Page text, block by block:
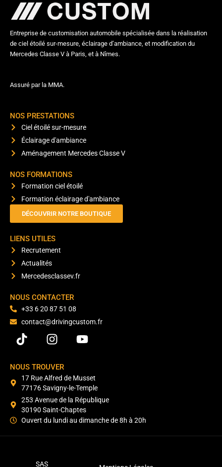
Entreprise de customisation automobile spécialisée dans la réalisation
de ciel étoilé sur-mesure, éclairage d’ambiance, et modification du
Mercedes Classe V à Paris, et à Nîmes.
Assuré par la MMA.
NOS PRESTATIONS
Ciel étoilé sur-mesure
Éclairage d'ambiance
Aménagement Mercedes Classe V
NOS FORMATIONS
Formation ciel étoilé
Formation éclairage d'ambiance
DÉCOUVRIR NOTRE BOUTIQUE
LIENS UTILES
Recrutement
Actualités
Mercedesclassev.fr
NOUS CONTACTER
+33 6 20 87 51 08
contact@drivingcustom.fr
NOUS TROUVER
17 Rue Alfred de Musset
77176 Savigny-le-Temple
253 Avenue de la République
30190 Saint-Chaptes
Ouvert du lundi au dimanche de 8h à 20h
SAS